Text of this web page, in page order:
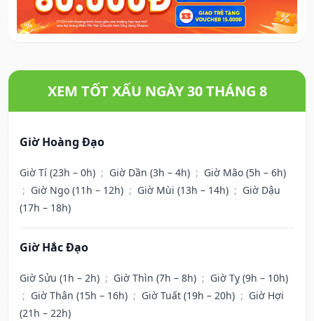
XEM TỐT XẤU NGÀY 30 THÁNG 8
Giờ Hoàng Đạo
Giờ Tí (23h – 0h) ; Giờ Dần (3h – 4h) ; Giờ Mão (5h – 6h)
; Giờ Ngọ (11h – 12h) ; Giờ Mùi (13h – 14h) ; Giờ Dậu
(17h – 18h)
Giờ Hắc Đạo
Giờ Sửu (1h – 2h) ; Giờ Thìn (7h – 8h) ; Giờ Tỵ (9h – 10h)
; Giờ Thân (15h – 16h) ; Giờ Tuất (19h – 20h) ; Giờ Hợi
(21h – 22h)